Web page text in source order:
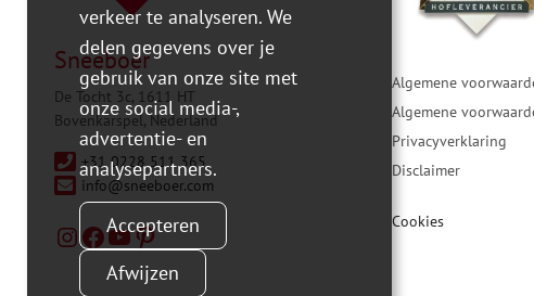
Sneeboer
De Tocht 3c, 1611 HT
Bovenkarspel, Nederland
+31 0228 511 365
info@sneeboer.com
Algemene
Algemene
Privacyverklaring
Disclaimer
Cookies
verkeer te analyseren. We
delen gegevens over je
gebruik van onze site met
onze social media-,
advertentie- en
analysepartners.
Accepteren
Afwijzen